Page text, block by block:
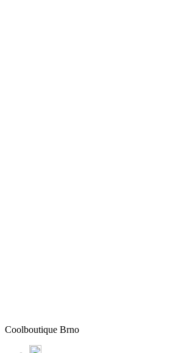
Coolboutique Brno